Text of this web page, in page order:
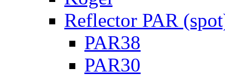
Reflector PAR
PAR38
PAR30